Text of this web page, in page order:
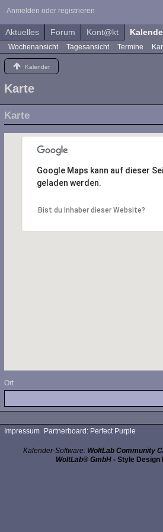
Anmelden oder registrieren
Aktuelles Forum Kont@kt
Wochenansicht Tagesansicht Termine
Kalender
Karte
Karte
Google Maps kann auf dieser
geladen werden.
Bist du Inhaber dieser Website?
Ort
Impressum Partnerboard: Perfect Purple
Kalender-Software: WoltLab Community
WoltLab® GmbH